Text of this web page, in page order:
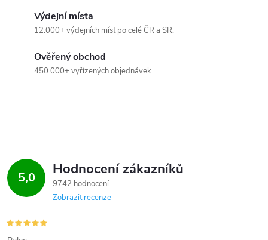
Výdejní místa
12.000+ výdejních míst po celé ČR a SR.
Ověřený obchod
450.000+ vyřízených objednávek.
5,0 Hodnocení zákazníků
9742 hodnocení
Zobrazit recenze